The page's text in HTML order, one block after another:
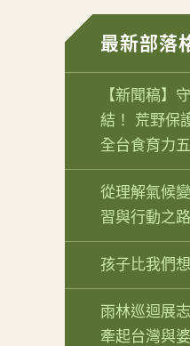
最新部落
【新聞稿】
結！ 荒野保
全台食育力
從理解氣候
習與行動之路
孩子比我們
雨林巡迴展
牽起台灣與